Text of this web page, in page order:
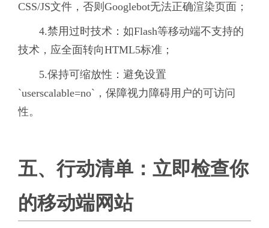
CSS/JS文件，否则Googlebot无法正确渲染页面；
4.禁用过时技术：如Flash等移动端不支持的
技术，应全面转向HTML5标准；
5.保持可缩放性：避免设置
`userscalable=no`，保障视力障碍用户的可访问
性。
五、行动清单：立即检查你
的移动端网站